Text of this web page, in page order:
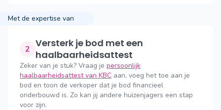
Met de expertise van
2 Versterk je bod met een
haalbaarheidsattest
Zeker van je stuk? Vraag je persoonlijk
haalbaarheidsattest van KBC aan, voeg het toe aan je
bod en toon de verkoper dat je bod financieel
onderbouwd is. Zo kan jij andere huizenjagers een stap
voor zijn.